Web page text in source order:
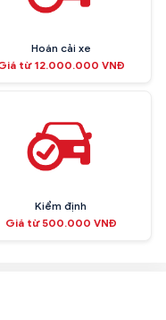
Hoán cải xe
từ 12.000.000 VNĐ
Kiểm định
Giá từ 500.000 VNĐ